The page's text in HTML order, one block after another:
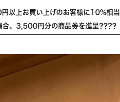
上お買い上げのお客様に10%相当
、3,500円分の商品券を進呈????